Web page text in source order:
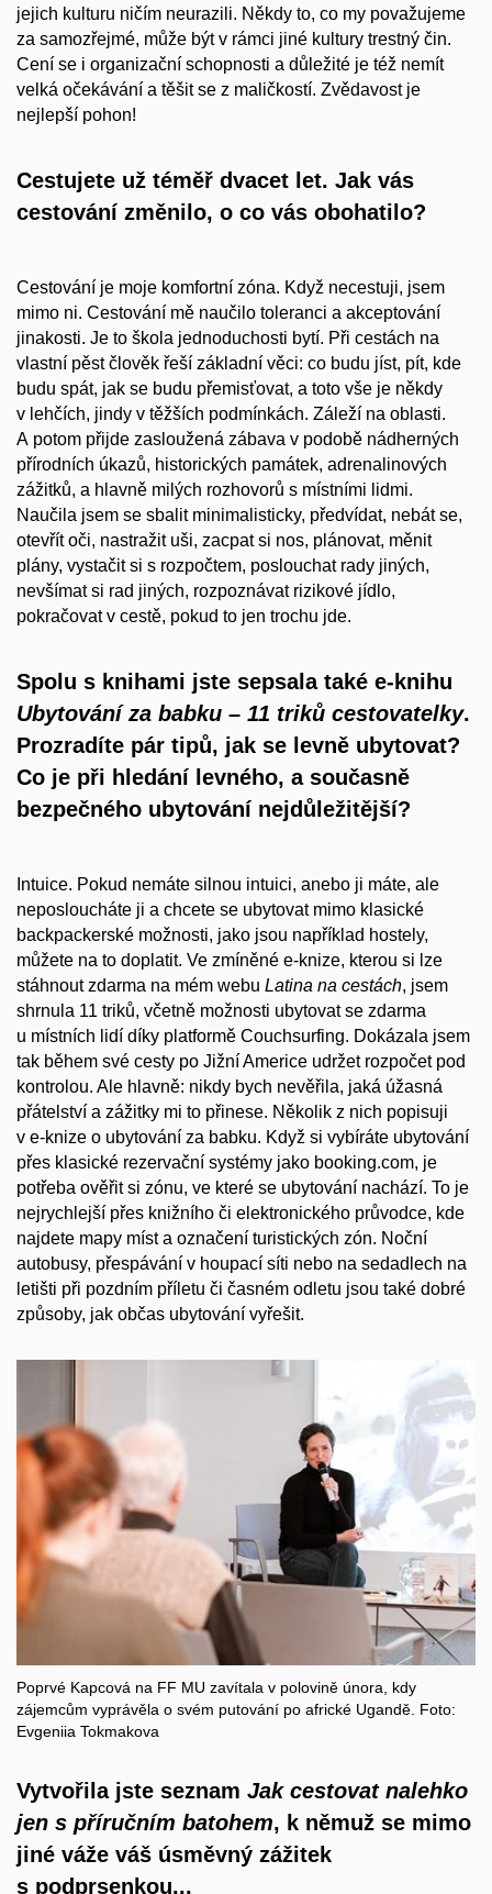
jejich kulturu ničím neurazili. Někdy to, co my považujeme
za samozřejmé, může být v rámci jiné kultury trestný čin.
Cení se i organizační schopnosti a důležité je též nemít
velká očekávání a těšit se z maličkostí. Zvědavost je
nejlepší pohon!
Cestujete už téměř dvacet let. Jak vás
cestování změnilo, o co vás obohatilo?
Cestování je moje komfortní zóna. Když necestuji, jsem
mimo ni. Cestování mě naučilo toleranci a akceptování
jinakosti. Je to škola jednoduchosti bytí. Při cestách na
vlastní pěst člověk řeší základní věci: co budu jíst, pít, kde
budu spát, jak se budu přemisťovat, a toto vše je někdy
v lehčích, jindy v těžších podmínkách. Záleží na oblasti.
A potom přijde zasloužená zábava v podobě nádherných
přírodních úkazů, historických památek, adrenalinových
zážitků, a hlavně milých rozhovorů s místními lidmi.
Naučila jsem se sbalit minimalisticky, předvídat, nebát se,
otevřít oči, nastražit uši, zacpat si nos, plánovat, měnit
plány, vystačit si s rozpočtem, poslouchat rady jiných,
nevšímat si rad jiných, rozpoznávat rizikové jídlo,
pokračovat v cestě, pokud to jen trochu jde.
Spolu s knihami jste sepsala také e-knihu
Ubytování za babku – 11 triků cestovatelky.
Prozradíte pár tipů, jak se levně ubytovat?
Co je při hledání levného, a současně
bezpečného ubytování nejdůležitější?
Intuice. Pokud nemáte silnou intuici, anebo ji máte, ale
neposloucháte ji a chcete se ubytovat mimo klasické
backpackerské možnosti, jako jsou například hostely,
můžete na to doplatit. Ve zmíněné e-knize, kterou si lze
stáhnout zdarma na mém webu Latina na cestách, jsem
shrnula 11 triků, včetně možnosti ubytovat se zdarma
u místních lidí díky platformě Couchsurfing. Dokázala jsem
tak během své cesty po Jižní Americe udržet rozpočet pod
kontrolou. Ale hlavně: nikdy bych nevěřila, jaká úžasná
přátelství a zážitky mi to přinese. Několik z nich popisuji
v e-knize o ubytování za babku. Když si vybíráte ubytování
přes klasické rezervační systémy jako booking.com, je
potřeba ověřit si zónu, ve které se ubytování nachází. To je
nejrychlejší přes knižního či elektronického průvodce, kde
najdete mapy míst a označení turistických zón. Noční
autobusy, přespávání v houpací síti nebo na sedadlech na
letišti při pozdním příletu či časném odletu jsou také dobré
způsoby, jak občas ubytování vyřešit.
Poprvé Kapcová na FF MU zavítala v polovině února, kdy
zájemcům vyprávěla o svém putování po africké Ugandě. Foto:
Evgeniia Tokmakova
Vytvořila jste seznam Jak cestovat nalehko
jen s příručním batohem, k němuž se mimo
jiné váže váš úsměvný zážitek
s podprsenkou...